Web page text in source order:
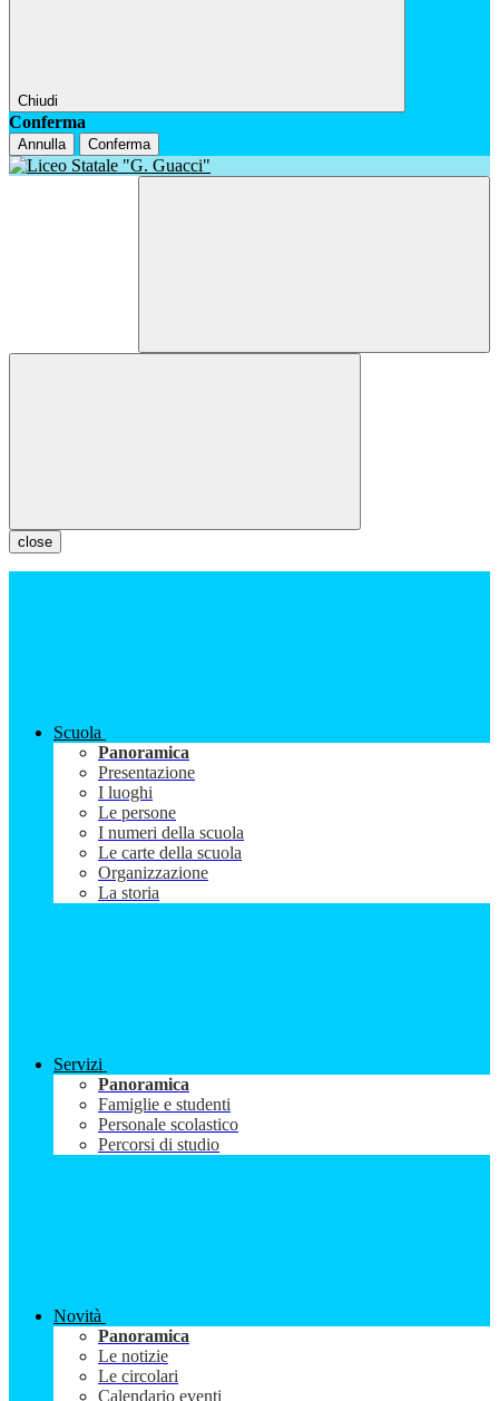
Chiudi
Conferma
Annulla Conferma
close
Scuola
Panoramica
Presentazione
I luoghi
Le persone
I numeri della scuola
Le carte della scuola
Organizzazione
La storia
Servizi
Panoramica
Famiglie e studenti
Personale scolastico
Percorsi di studio
Novità
Panoramica
Le notizie
Le circolari
Calendario eventi